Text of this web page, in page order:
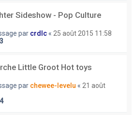
Sideshow - Pop Culture
par crdlc « 25 août 2015 11:58
3
Little Groot Hot toys
par chewee-levelu « 21 août
4